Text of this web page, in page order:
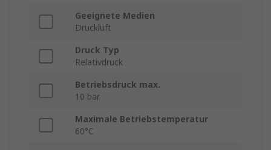
Geeignete Medien
Druckluft
Druck Typ
Relativdruck
Betriebsdruck max.
10 bar
Maximale Betriebstemperatur
60°C